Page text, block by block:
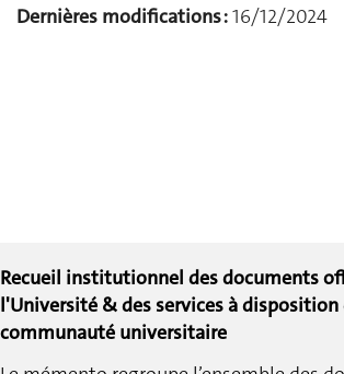
Dernières modifications :16/12/2024
Recueil institutionnel des documents
l'Université & des services à disposition
communauté universitaire